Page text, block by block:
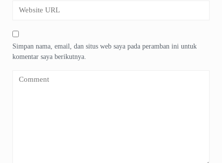
Simpan nama, email, dan situs web saya pada peramban ini untuk
komentar saya berikutnya.